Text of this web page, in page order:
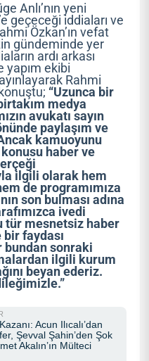
Anlı’nın yeni
geçeceği iddiaları ve
Özkan’ın vefat
gündeminde yer
ardı arkası
yapım ekibi
Rahmi
“Uzunca bir
medya
avukatı sayın
paylaşım ve
kamuoyunu
haber ve
ilgili olarak hem
de programımıza
son bulması adına
ivedi
tür mesnetsiz haber
faydası
bundan sonraki
ilgili kurum
beyan ederiz.